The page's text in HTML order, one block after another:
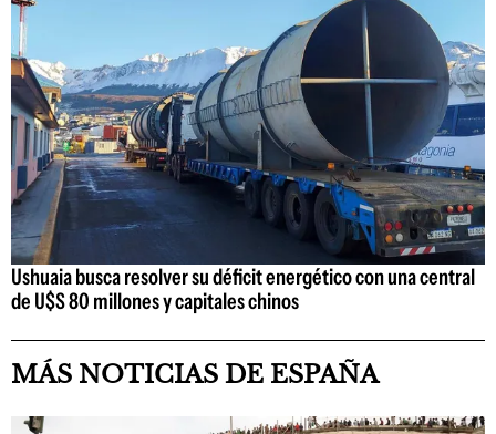
Ushuaia busca resolver su déficit energético con una central
de U$S 80 millones y capitales chinos
MÁS NOTICIAS DE ESPAÑA